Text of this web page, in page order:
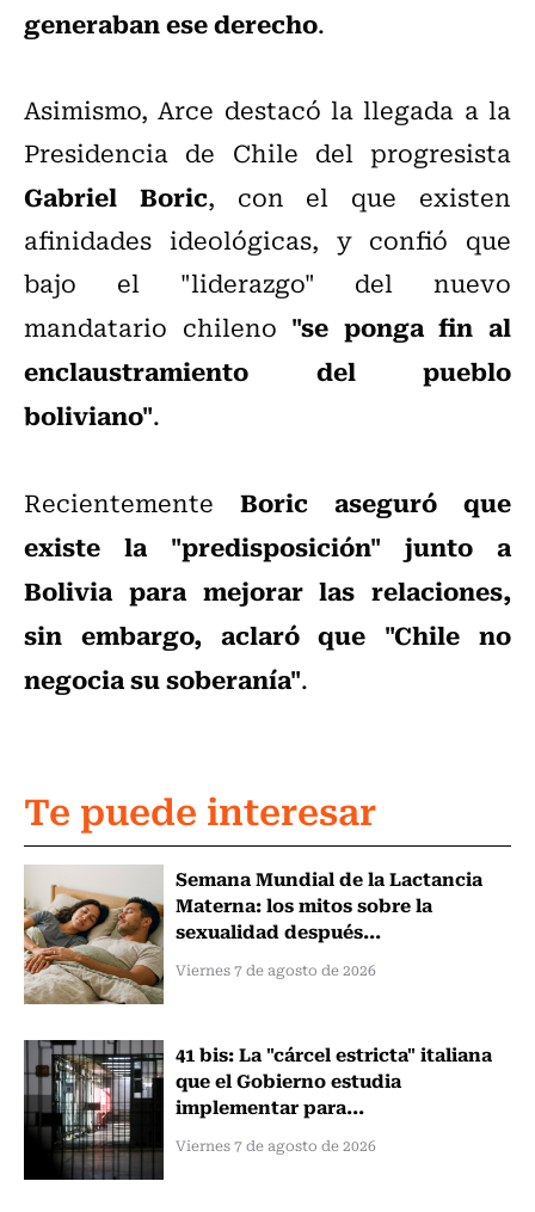
generaban ese derecho.
Asimismo, Arce destacó la llegada a la
Presidencia de Chile del progresista
Gabriel Boric, con el que existen
afinidades ideológicas, y confió que
bajo el "liderazgo" del nuevo
mandatario chileno "se ponga fin al
enclaustramiento del pueblo
boliviano".
Recientemente Boric aseguró que
existe la "predisposición" junto a
Bolivia para mejorar las relaciones,
sin embargo, aclaró que "Chile no
negocia su soberanía".
Te puede interesar
Semana Mundial de la Lactancia
Materna: los mitos sobre la
sexualidad después...
Viernes 7 de agosto de 2026
41 bis: La "cárcel estricta" italiana
que el Gobierno estudia
implementar para...
Viernes 7 de agosto de 2026